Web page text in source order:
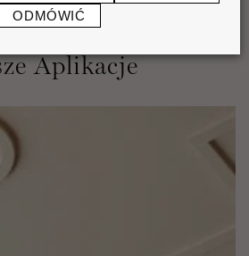
Aplikacje
ODMÓWIĆ